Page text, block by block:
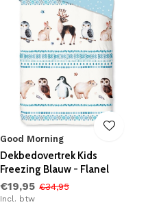
Good Morning
Dekbedovertrek Kids
Freezing Blauw - Flanel
€19,95 €34,95
Incl. btw